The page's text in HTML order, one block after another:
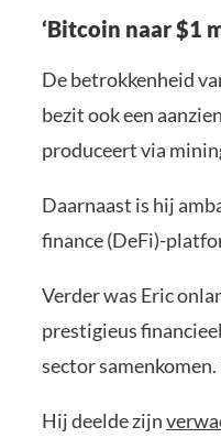
‘Bitcoin naar $1
De betrokkenheid
bezit ook een
produceert via
Daarnaast is hij
finance (DeFi)-
Verder was Eric
prestigieus
sector
Hij deelde zijn